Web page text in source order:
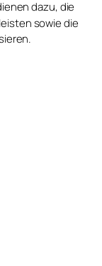
2025
dazu, die
sowie die